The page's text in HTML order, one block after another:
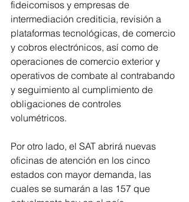
fideicomisos y empresas de
intermediación crediticia, revisión a
plataformas tecnológicas, de comercio
y cobros electrónicos, así como de
operaciones de comercio exterior y
operativos de combate al contrabando
y seguimiento al cumplimiento de
obligaciones de controles
volumétricos.
Por otro lado, el SAT abrirá nuevas
oficinas de atención en los cinco
estados con mayor demanda, las
cuales se sumarán a las 157 que